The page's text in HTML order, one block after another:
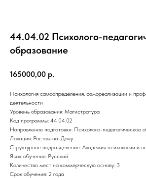
44.04.02 Психолого-
образование
165000,00 р.
Психология самоопределения, самореализации и
деятельности
Уровень образования: Магистратура
Код программы: 44.04.02
Направление подготовки: Психолого-педагогическое
Локация: Ростов-на-Дону
Структурное подразделение: Академия психологии и
Язык обучения: Русский
Количество мест на коммерческую основу: 3
Срок обучения: 2 года